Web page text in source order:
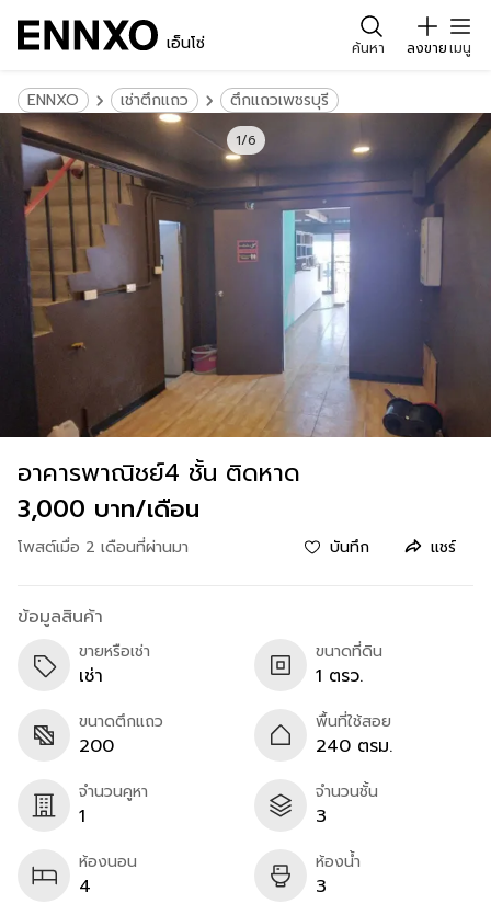
เอ็นโซ่ ค้นหา ลงขายเมนู
ENNXO เช่าตึกแถว ตึกแถวเพชรบุรี
1/6
อาคาร​พาณิชย์​4 ชั้น ติดหาด
3,000 บาท/เดือน
โพสต์เมื่อ 2 เดือนที่ผ่านมา บันทึก แชร์
ข้อมูลสินค้า
ขายหรือเช่า
เช่า
ขนาดที่ดิน
1 ตรว.
ขนาดตึกแถว
200
พื้นที่ใช้สอย
240 ตรม.
จำนวนคูหา
1
จำนวนชั้น
3
ห้องนอน
4
ห้องน้ำ
3